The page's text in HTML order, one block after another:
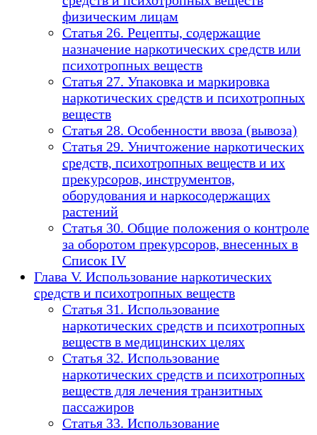
физическим лицам
Статья 26. Рецепты, содержащие
назначение наркотических средств или
психотропных веществ
Статья 27. Упаковка и маркировка
наркотических средств и психотропных
веществ
Статья 28. Особенности ввоза (вывоза)
Статья 29. Уничтожение наркотических
средств, психотропных веществ и их
прекурсоров, инструментов,
оборудования и наркосодержащих
растений
Статья 30. Общие положения о контроле
за оборотом прекурсоров, внесенных в
Список IV
Глава V. Использование наркотических
средств и психотропных веществ
Статья 31. Использование
наркотических средств и психотропных
веществ в медицинских целях
Статья 32. Использование
наркотических средств и психотропных
веществ для лечения транзитных
пассажиров
Статья 33. Использование